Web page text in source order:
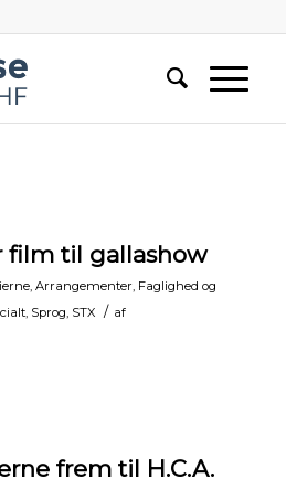
film til gallashow
, Arrangementer, Faglighed og
, Sprog, STX / af
frem til H.C.A.